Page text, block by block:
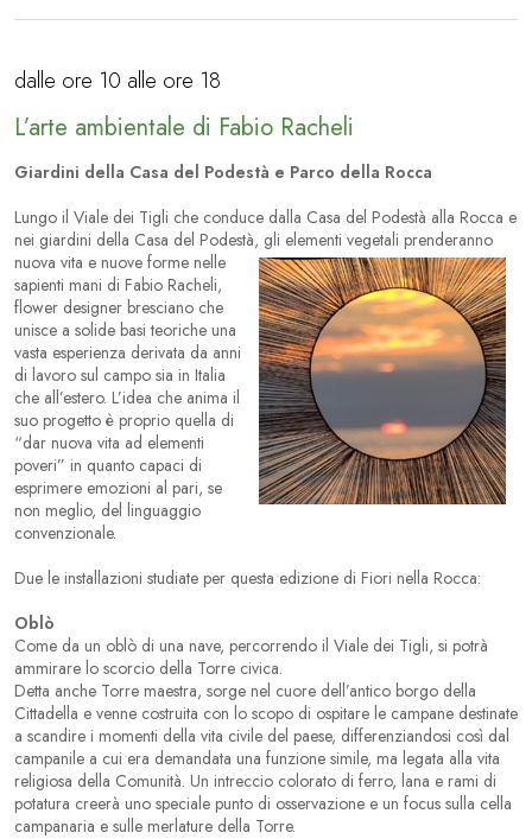
dalle ore 10 alle ore 18
L’arte ambientale di Fabio Racheli
Giardini della Casa del Podestà e Parco della Rocca
Lungo il Viale dei Tigli che conduce dalla Casa del Podestà alla Rocca e
nei giardini della Casa del Podestà, gli elementi vegetali prenderanno
nuova vita e nuove forme nelle
sapienti mani di Fabio Racheli,
flower designer bresciano che
unisce a solide basi teoriche una
vasta esperienza derivata da anni
di lavoro sul campo sia in Italia
che all’estero. L’idea che anima il
suo progetto è proprio quella di
“dar nuova vita ad elementi
poveri” in quanto capaci di
esprimere emozioni al pari, se
non meglio, del linguaggio
convenzionale.
Due le installazioni studiate per questa edizione di Fiori nella Rocca:
Oblò
Come da un oblò di una nave, percorrendo il Viale dei Tigli, si potrà
ammirare lo scorcio della Torre civica.
Detta anche Torre maestra, sorge nel cuore dell’antico borgo della
Cittadella e venne costruita con lo scopo di ospitare le campane destinate
a scandire i momenti della vita civile del paese, differenziandosi così dal
campanile a cui era demandata una funzione simile, ma legata alla vita
religiosa della Comunità. Un intreccio colorato di ferro, lana e rami di
potatura creerà uno speciale punto di osservazione e un focus sulla cella
campanaria e sulle merlature della Torre.